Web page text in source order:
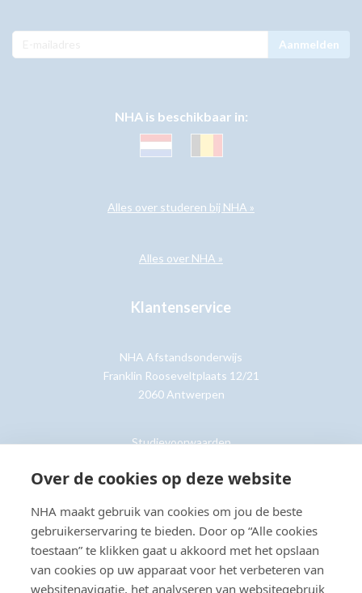
Over de cookies op deze website
NHA maakt gebruik van cookies om jou de beste
gebruikerservaring te bieden. Door op “Alle cookies
toestaan” te klikken gaat u akkoord met het opslaan
van cookies op uw apparaat voor het verbeteren van
websitenavigatie, het analyseren van websitegebruik
Aanmelden
NHA is beschikbaar in:
Alles over studeren bij NHA »
Alles over NHA »
Klantenservice
NHA Afstandsonderwijs
Franklin Rooseveltplaats 12/21
2060 Antwerpen
Studievoorwaarden
Klantenservice »